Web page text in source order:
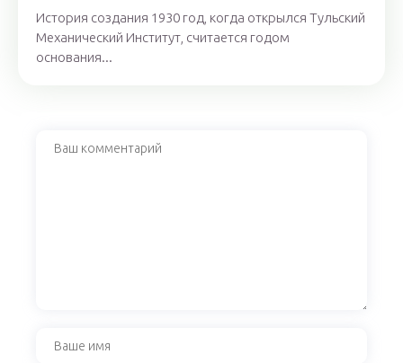
История создания 1930 год, когда открылся Тульский
Механический Институт, считается годом
основания...